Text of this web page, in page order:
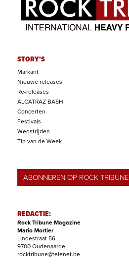
STORY'S
Markant
Nieuwe releases
Re-releases
ALCATRAZ BASH
Concerten
Festivals
Wedstrijden
Tip van de Week
ABONNEREN OP ROCK TRIBUNE
REDACTIE:
Rock Tribune Magazine
Mario Mortier
Lindestraat 56
9700 Oudenaarde
rocktribune@telenet.be